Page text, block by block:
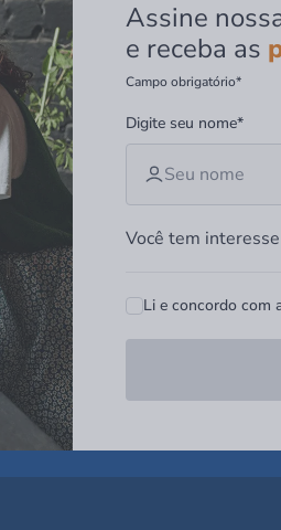
Assine
e receba as
Campo obrigatório*
Digite seu nome*
Você tem
Li e concordo com